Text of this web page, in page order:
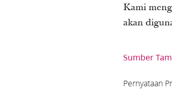
Kami
akan
Sumber
Pernyataan